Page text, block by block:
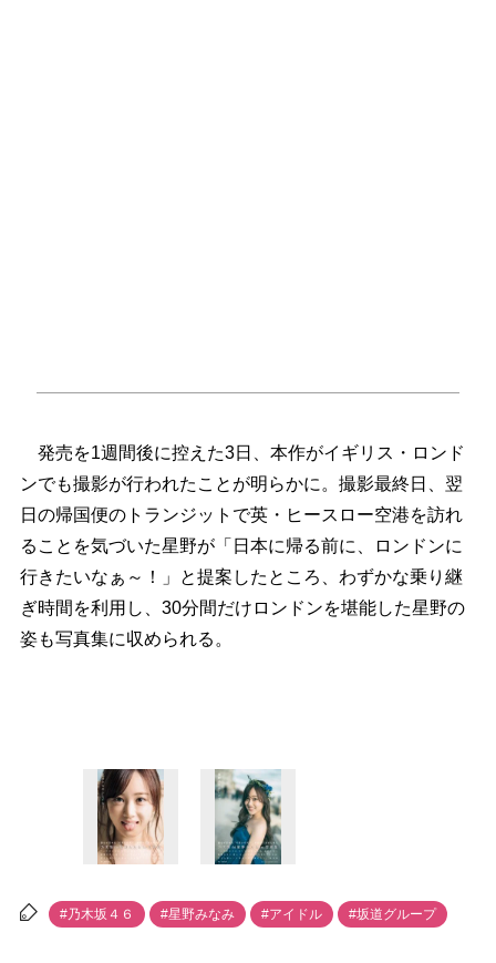
発売を1週間後に控えた3日、本作がイギリス・ロンド
ンでも撮影が行われたことが明らかに。撮影最終日、翌
日の帰国便のトランジットで英・ヒースロー空港を訪れ
ることを気づいた星野が「日本に帰る前に、ロンドンに
行きたいなぁ～！」と提案したところ、わずかな乗り継
ぎ時間を利用し、30分間だけロンドンを堪能した星野の
姿も写真集に収められる。
#乃木坂４６ #星野みなみ #アイドル #坂道グループ